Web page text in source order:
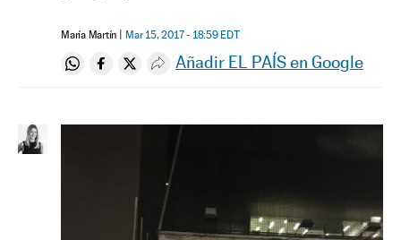
María Martín Mar 15, 2017 - 18:59 EDT
Compartir en Whatsapp
Compartir en Facebook
Compartir en Twitter
Desplegar Redes Sociales
Añadir EL PAÍS en Google